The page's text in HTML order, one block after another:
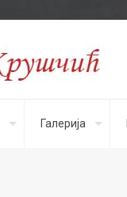
Галерија